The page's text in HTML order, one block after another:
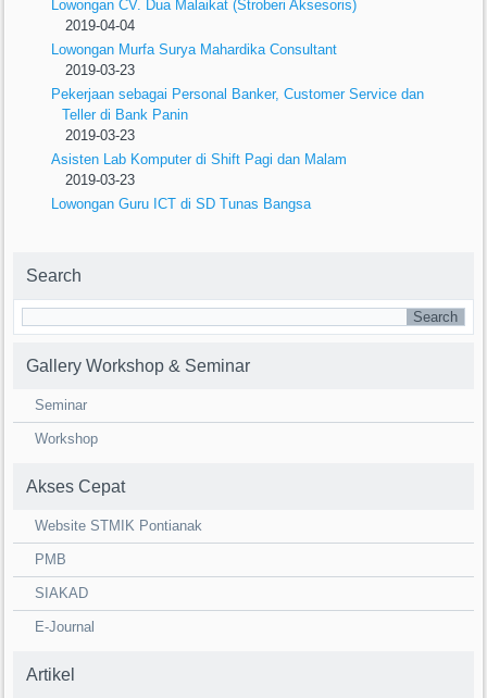
Lowongan CV. Dua Malaikat (Stroberi Aksesoris)
2019-04-04
Lowongan Murfa Surya Mahardika Consultant
2019-03-23
Pekerjaan sebagai Personal Banker, Customer Service dan
Teller di Bank Panin
2019-03-23
Asisten Lab Komputer di Shift Pagi dan Malam
2019-03-23
Lowongan Guru ICT di SD Tunas Bangsa
Search
Gallery Workshop & Seminar
Seminar
Workshop
Akses Cepat
Website STMIK Pontianak
PMB
SIAKAD
E-Journal
Artikel